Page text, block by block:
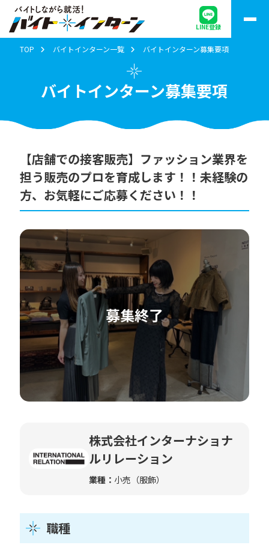
LINE登録
TOP バイトインターン一覧 バイトインターン募集要項
バイトインターン募集要項
【店舗での接客販売】ファッション業界を
担う販売のプロを育成します！！未経験の
方、お気軽にご応募ください！！
株式会社インターナショナ
ルリレーション
業種： 小売（服飾）
職種